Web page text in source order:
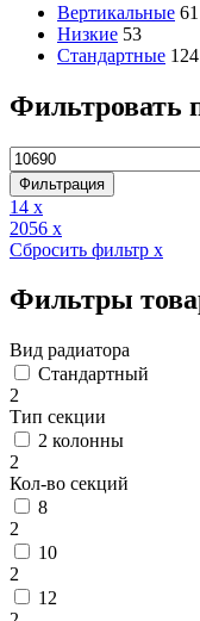
Вертикальные 61
Низкие 53
Стандартные 124
Фильтровать
Минимальная
цена
Фильтрация
14 x
2056 x
Сбросить фильтр x
Фильтры
Вид радиатора
Стандартный
2
Тип секции
2 колонны
2
Кол-во секций
8
2
10
2
12